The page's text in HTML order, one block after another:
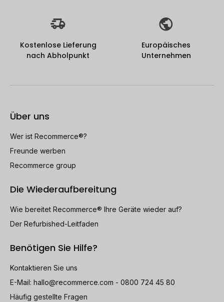
Kostenlose Lieferung
nach Abholpunkt
Europäisches
Unternehmen
Über uns
Wer ist Recommerce®?
Freunde werben
Recommerce group
Die Wiederaufbereitung
Wie bereitet Recommerce® Ihre Geräte wieder auf?
Der Refurbished-Leitfaden
Benötigen Sie Hilfe?
Kontaktieren Sie uns
E-Mail: hallo@recommerce.com - 0800 724 45 80
Häufig gestellte Fragen